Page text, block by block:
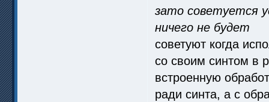
зато советуется
ничего не будет
советуют когда
со своим синтом в
встроенную
ради синта, а с